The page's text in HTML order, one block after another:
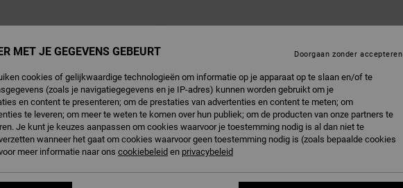
MET JE GEGEVENS GEBEURT
cookies of gelijkwaardige technologieën om informatie op je apparaat op te slaan en/of te
(zoals je navigatiegegevens en je IP-adres) kunnen worden gebruikt om je
en content te presenteren; om de prestaties van advertenties en content te meten; om
te leveren; om meer te weten te komen over hun publiek; om de producten van onze partners te
Je kunt je keuzes aanpassen om cookies waarvoor je toestemming nodig is al dan niet te
wanneer het gaat om cookies waarvoor geen toestemming nodig is (zoals bepaalde cookies
meer informatie naar ons cookiebeleid en privacybeleid
Doorgaan zonder accepteren